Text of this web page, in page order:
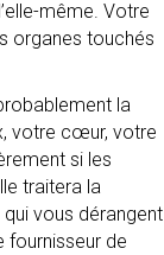
même. Votre
organes touchés
la
votre cœur, votre
si les
traitera la
vous dérangent
fournisseur de